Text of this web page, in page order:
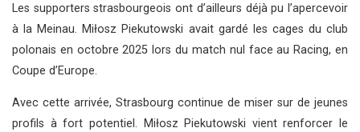
Les supporters strasbourgeois ont d’ailleurs déjà pu l’apercevoir
à la Meinau. Miłosz Piekutowski avait gardé les cages du club
polonais en octobre 2025 lors du match nul face au Racing, en
Coupe d’Europe.
Avec cette arrivée, Strasbourg continue de miser sur de jeunes
profils à fort potentiel. Miłosz Piekutowski vient renforcer le